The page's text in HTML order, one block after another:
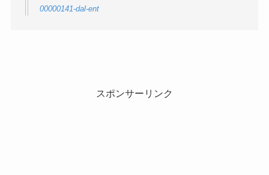
00000141-dal-ent
スポンサーリンク